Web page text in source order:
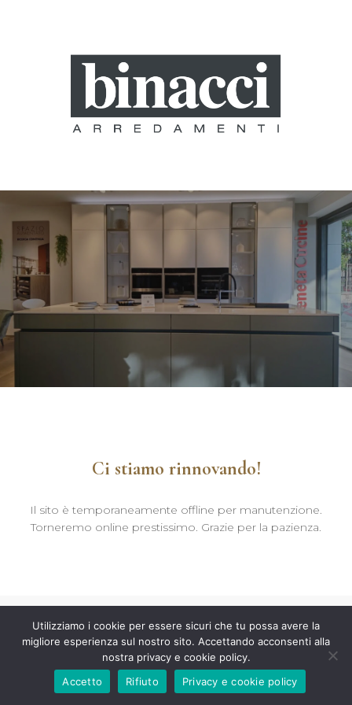
Ci stiamo rinnovando!
Il sito è temporaneamente offline per manutenzione.
Torneremo online prestissimo. Grazie per la pazienza.
Utilizziamo i cookie per essere sicuri che tu possa avere la
migliore esperienza sul nostro sito. Accettando acconsenti alla
nostra privacy e cookie policy.
Accetto
Rifiuto Privacy e cookie policy